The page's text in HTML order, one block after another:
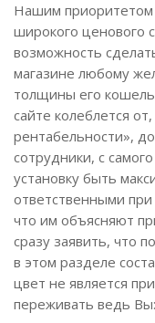
Нашим приоритетом
широкого ценового
возможность
магазине любому
толщины его
сайте колеблется
рентабельности»,
сотрудники, с
установку быть
ответственными
что им объясняют
сразу заявить, что
в этом разделе
цвет не является
переживать ведь Вы: